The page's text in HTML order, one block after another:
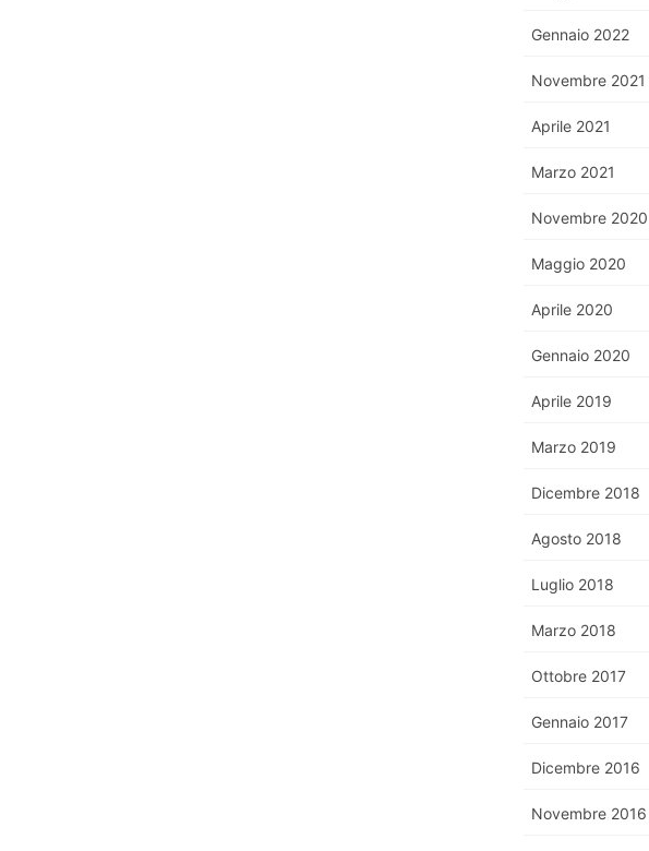
Gennaio 2022
Novembre 2021
Aprile 2021
Marzo 2021
Novembre 2020
Maggio 2020
Aprile 2020
Gennaio 2020
Aprile 2019
Marzo 2019
Dicembre 2018
Agosto 2018
Luglio 2018
Marzo 2018
Ottobre 2017
Gennaio 2017
Dicembre 2016
Novembre 2016